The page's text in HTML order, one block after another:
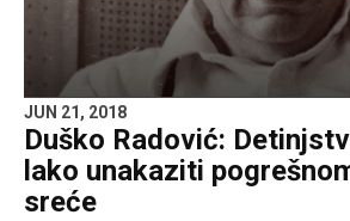
JUN 21, 2018
Duško Radović:
lako unakaziti
sreće